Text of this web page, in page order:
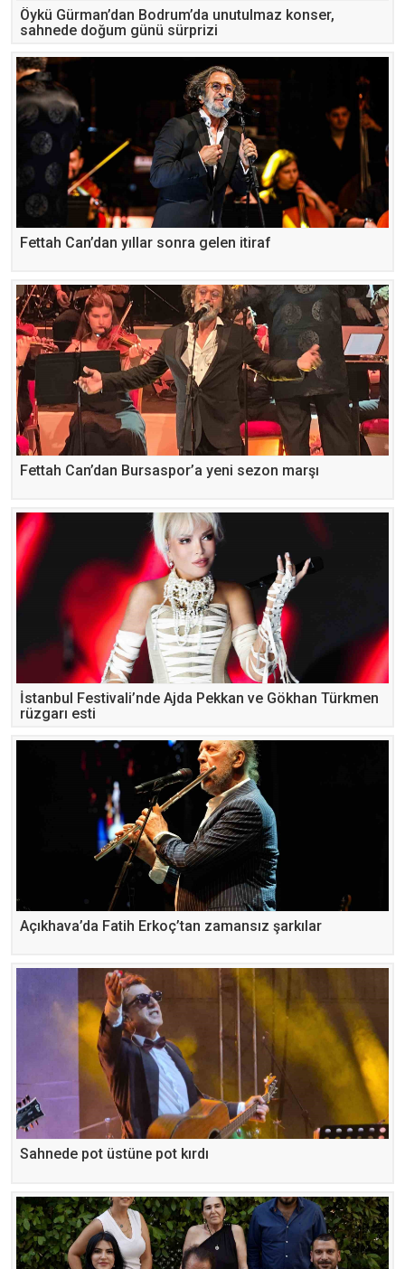
Öykü Gürman’dan Bodrum’da unutulmaz konser,
sahnede doğum günü sürprizi
Fettah Can’dan yıllar sonra gelen itiraf
Fettah Can’dan Bursaspor’a yeni sezon marşı
İstanbul Festivali’nde Ajda Pekkan ve Gökhan Türkmen
rüzgarı esti
Açıkhava’da Fatih Erkoç’tan zamansız şarkılar
Sahnede pot üstüne pot kırdı